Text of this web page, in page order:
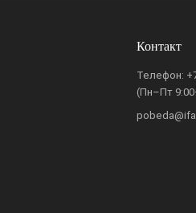
Контакт
Телефон:
(Пн–Пт